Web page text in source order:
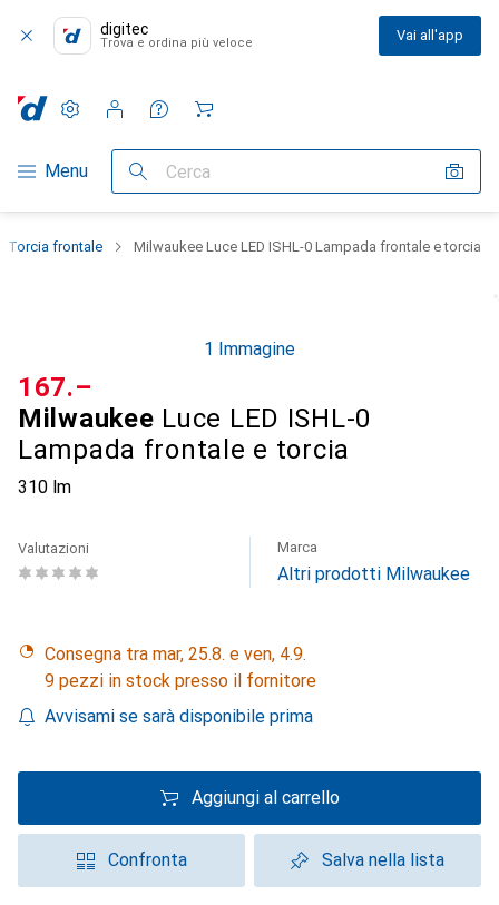
digitec
Trova e ordina più veloce Vai all'app
Categoria Navigazione
Menu Cerca
Impostazioni
Conto cliente
Liste di confronto
Liste dei desideri
Carrello
Torcia frontale Milwaukee Luce LED ISHL-0 Lampada frontale e torcia
1 Immagine
Milwaukee Luce LED ISHL-0
Lampada frontale e torcia
310 lm
CHF
167.–
Valutazioni Marca
Altri prodotti Milwaukee
Consegna tra mar, 25.8. e ven, 4.9.
9 pezzi in stock presso il fornitore
Avvisami se sarà disponibile prima
Aggiungi al carrello
Confronta Salva nella lista